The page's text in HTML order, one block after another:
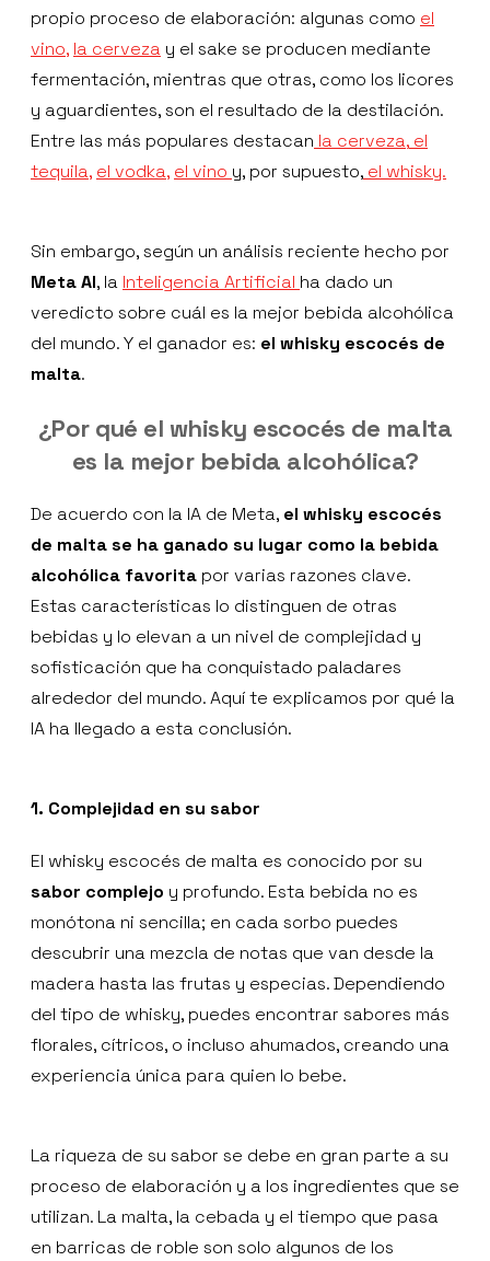
propio proceso de elaboración: algunas como el
vino, la cerveza y el sake se producen mediante
fermentación, mientras que otras, como los licores
y aguardientes, son el resultado de la destilación.
Entre las más populares destacan la cerveza, el
tequila, el vodka, el vino y, por supuesto, el whisky.
Sin embargo, según un análisis reciente hecho por
Meta AI, la Inteligencia Artificial ha dado un
veredicto sobre cuál es la mejor bebida alcohólica
del mundo. Y el ganador es: el whisky escocés de
malta.
¿Por qué el whisky escocés de malta
es la mejor bebida alcohólica?
De acuerdo con la IA de Meta, el whisky escocés
de malta se ha ganado su lugar como la bebida
alcohólica favorita por varias razones clave.
Estas características lo distinguen de otras
bebidas y lo elevan a un nivel de complejidad y
sofisticación que ha conquistado paladares
alrededor del mundo. Aquí te explicamos por qué la
IA ha llegado a esta conclusión.
1. Complejidad en su sabor
El whisky escocés de malta es conocido por su
sabor complejo y profundo. Esta bebida no es
monótona ni sencilla; en cada sorbo puedes
descubrir una mezcla de notas que van desde la
madera hasta las frutas y especias. Dependiendo
del tipo de whisky, puedes encontrar sabores más
florales, cítricos, o incluso ahumados, creando una
experiencia única para quien lo bebe.
La riqueza de su sabor se debe en gran parte a su
proceso de elaboración y a los ingredientes que se
utilizan. La malta, la cebada y el tiempo que pasa
en barricas de roble son solo algunos de los